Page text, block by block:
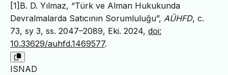
[1]B. D. Yılmaz, “Türk ve Alman Hukukunda
Devralmalarda Satıcının Sorumluluğu”, AÜHFD, c.
73, sy 3, ss. 2047–2089, Eki. 2024, doi:
10.33629/auhfd.1469577.
ISNAD